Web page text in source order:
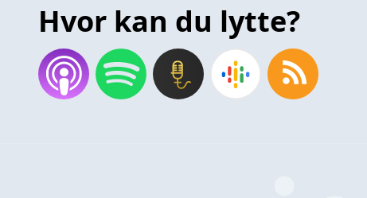
Hvor kan du lytte?